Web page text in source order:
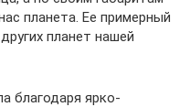
планета. Ее примерный
планет нашей
благодаря ярко-